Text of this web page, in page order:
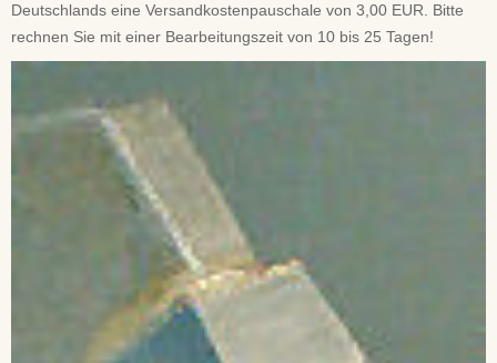
Deutschlands eine Versandkostenpauschale von 3,00 EUR. Bitte
rechnen Sie mit einer Bearbeitungszeit von 10 bis 25 Tagen!